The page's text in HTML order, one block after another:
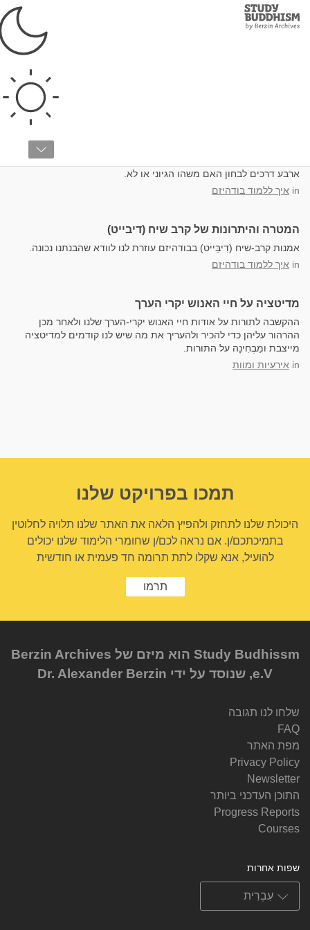
Study
Buddhism
ארבע דרכים לבחון האם משהו הגיוני או לא.
in איך ללמוד בודהיזם
המטרה והיתרונות של קרב שיח (דיבייט)
אמנות קרב-שיח (דִיבֵּייט) בבודהיזם עוזרת לנו לוודא שהבנתנו נכונה.
in איך ללמוד בודהיזם
מדיטציה על חיי האנוש יקרי הערך
ההקשבה לתורות על אודות חיי האנוש יקרי-הערך שלנו ולאחר מכן
ההרהור עליהן כדי להכיר ולהעריך את מה שיש לנו קודמים למדיטציה
מייצבת ומַבְחִינָה על התורות.
in אירעיות ומוות
תמכו בפרויקט שלנו
היכולת שלנו לתחזק ולהפיץ הלאה את האתר שלנו תלויה לחלוטין
בתמיכתכם/ן. אם נראה לכם/ן שחומרי הלימוד שלנו יכולים
להועיל, אנא שקלו לתת תרומה חד פעמית או חודשית
תרמו
Study Budhissm הוא מיזם של Berzin Archives
e.V, שנוסד על ידי Dr. Alexander Berzin
שלחו לנו תגובה
FAQ
מפת האתר
Privacy Policy
Newsletter
התוכן העדכני ביותר
Progress Reports
Courses
שפות אחרות